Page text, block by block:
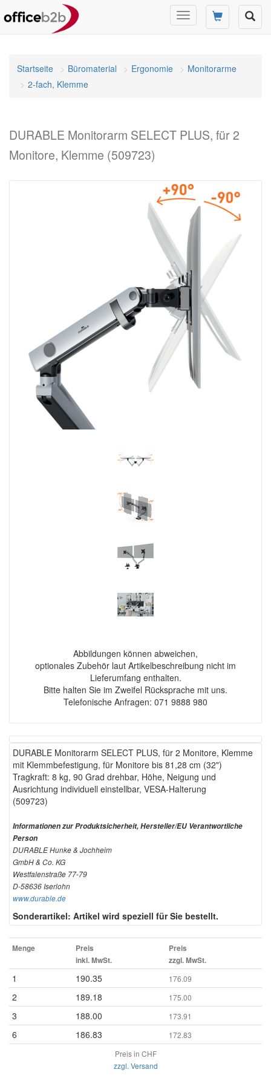
Navigation
umschalten
Startseite Büromaterial Ergonomie
Monitorarme
2-fach, Klemme
DURABLE Monitorarm SELECT PLUS, für 2
Monitore, Klemme (509723)
Abbildungen können abweichen,
optionales Zubehör laut Artikelbeschreibung nicht im
Lieferumfang enthalten.
Bitte halten Sie im Zweifel Rücksprache mit uns.
Telefonische Anfragen: 071 9888 980
DURABLE Monitorarm SELECT PLUS, für 2 Monitore, Klemme
mit Klemmbefestigung, für Monitore bis 81,28 cm (32")
Tragkraft: 8 kg, 90 Grad drehbar, Höhe, Neigung und
Ausrichtung individuell einstellbar, VESA-Halterung
(509723)
Informationen zur Produktsicherheit, Hersteller/EU Verantwortliche
Person
DURABLE Hunke & Jochheim
GmbH & Co. KG
Westfalenstraße 77-79
D-58636 Iserlohn
www.durable.de
Sonderartikel: Artikel wird speziell für Sie bestellt.
Menge
Preis
inkl. MwSt.
Preis
zzgl. MwSt.
1 190.35 176.09
2 189.18 175.00
3 188.00 173.91
6 186.83
172.83
Preis in CHF
zzgl. Versand